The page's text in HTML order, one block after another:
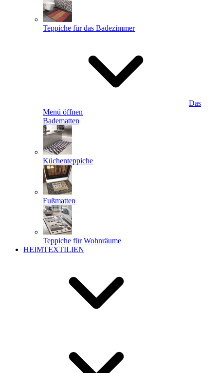
Teppiche für das Badezimmer
Das
Menü öffnen
Badematten
Küchenteppiche
Fußmatten
Teppiche für Wohnräume
HEIMTEXTILIEN